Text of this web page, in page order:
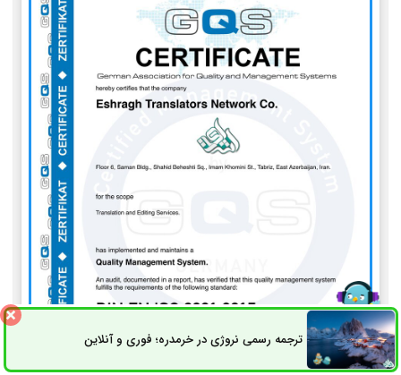
ترجمه رسمی نروژی در خرمدره؛ فوری و آنلاینثبت سفارش راه های ارتباطی